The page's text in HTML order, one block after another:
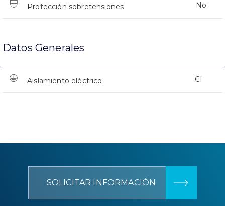
Protección sobretensiones No
Datos Generales
Aislamiento eléctrico CI
SOLICITAR INFORMACIÓN